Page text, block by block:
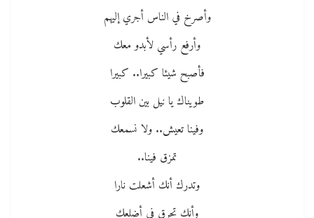
وأصرخ في الناس أجري إليهم
وأرفع رأسي لأبدو معك
فأصبح شيئا كبيرا.. كبيرا
طويناك يا نيل بين القلوب
وفينا تعيش.. ولا نسمعك
تمزق فينا..
وتدرك أنك أشعلت نارا
وأنك تحرق في أضلعك